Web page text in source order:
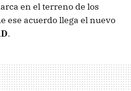
en el terreno de los
ese acuerdo llega el nuevo
.